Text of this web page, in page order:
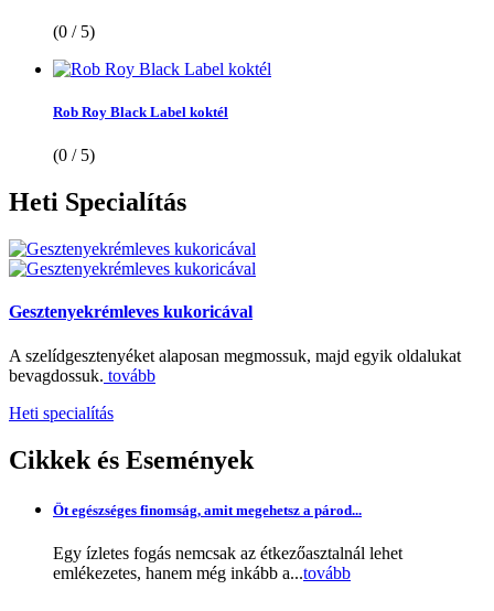
(0 / 5)
Rob Roy Black Label koktél
(0 / 5)
Heti Specialítás
Gesztenyekrémleves kukoricával
A szelídgesztenyéket alaposan megmossuk, majd egyik oldalukat
bevagdossuk. tovább
Heti specialítás
Cikkek és Események
Öt egészséges finomság, amit megehetsz a párod...
Egy ízletes fogás nemcsak az étkezőasztalnál lehet
emlékezetes, hanem még inkább a...tovább